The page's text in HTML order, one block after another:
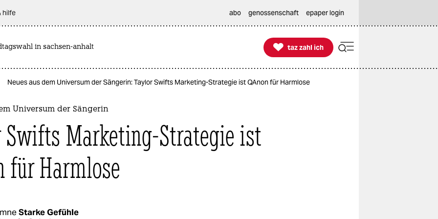
hilfe abo genossenschaft epaper login
in sachsen-anhalt 
taz zahl ich
taz zahl ich
Neues aus dem Universum der Sängerin: Taylor Swifts Marketing-Strategie ist QAnon für Harmlose
Universum der Sängerin
Swifts Marketing-Strategie ist
für Harmlose
Starke Gefühle